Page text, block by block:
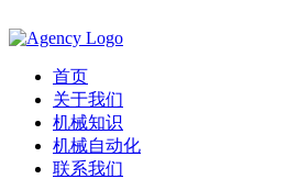
首页
关于我们
机械知识
机械自动化
联系我们